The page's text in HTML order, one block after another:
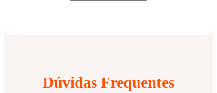
Dúvidas Frequentes